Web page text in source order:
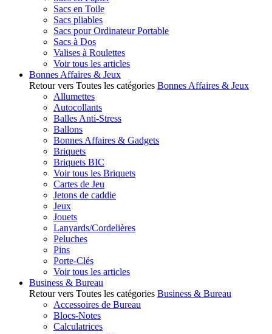
Sacs en Toile
Sacs pliables
Sacs pour Ordinateur Portable
Sacs à Dos
Valises à Roulettes
Voir tous les articles
Bonnes Affaires & Jeux
Retour vers Toutes les catégories Bonnes Affaires & Jeux
Allumettes
Autocollants
Balles Anti-Stress
Ballons
Bonnes Affaires & Gadgets
Briquets
Briquets BIC
Voir tous les Briquets
Cartes de Jeu
Jetons de caddie
Jeux
Jouets
Lanyards/Cordelières
Peluches
Pins
Porte-Clés
Voir tous les articles
Business & Bureau
Retour vers Toutes les catégories Business & Bureau
Accessoires de Bureau
Blocs-Notes
Calculatrices